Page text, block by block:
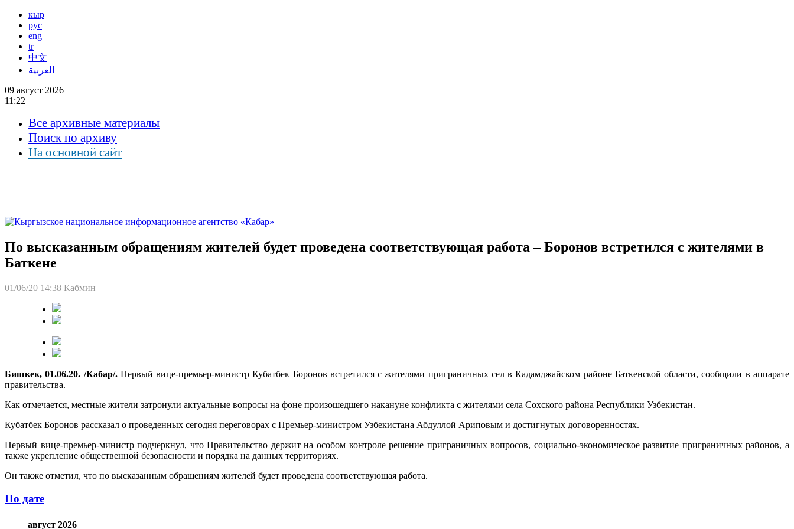
кыр
рус
eng
tr
中文
العربية
09 август 2026
11:22
Все архивные материалы
Поиск по архиву
На основной сайт
По высказанным обращениям жителей будет проведена соответствующая работа – Боронов встретился с жителями в
Баткене
01/06/20 14:38 Кабмин
Бишкек, 01.06.20. /Кабар/. Первый вице-премьер-министр Кубатбек Боронов встретился с жителями приграничных сел в Кадамджайском районе Баткенской области, сообщили в аппарате
правительства.
Как отмечается, местные жители затронули актуальные вопросы на фоне произошедшего накануне конфликта с жителями села Сохского района Республики Узбекистан.
Кубатбек Боронов рассказал о проведенных сегодня переговорах с Премьер-министром Узбекистана Абдуллой Ариповым и достигнутых договоренностях.
Первый вице-премьер-министр подчеркнул, что Правительство держит на особом контроле решение приграничных вопросов, социально-экономическое развитие приграничных районов, а
также укрепление общественной безопасности и порядка на данных территориях.
Он также отметил, что по высказанным обращениям жителей будет проведена соответствующая работа.
По дате
август 2026